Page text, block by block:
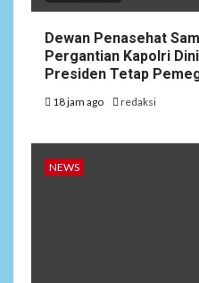
Dewan Penasehat
Pergantian Kapolri
Presiden Tetap
18 jam ago redaksi
NEWS